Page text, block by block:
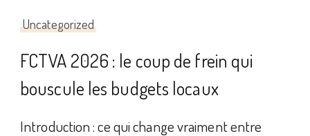
Uncategorized
FCTVA 2026 : le coup de frein qui
bouscule les budgets locaux
Introduction : ce qui change vraiment entre